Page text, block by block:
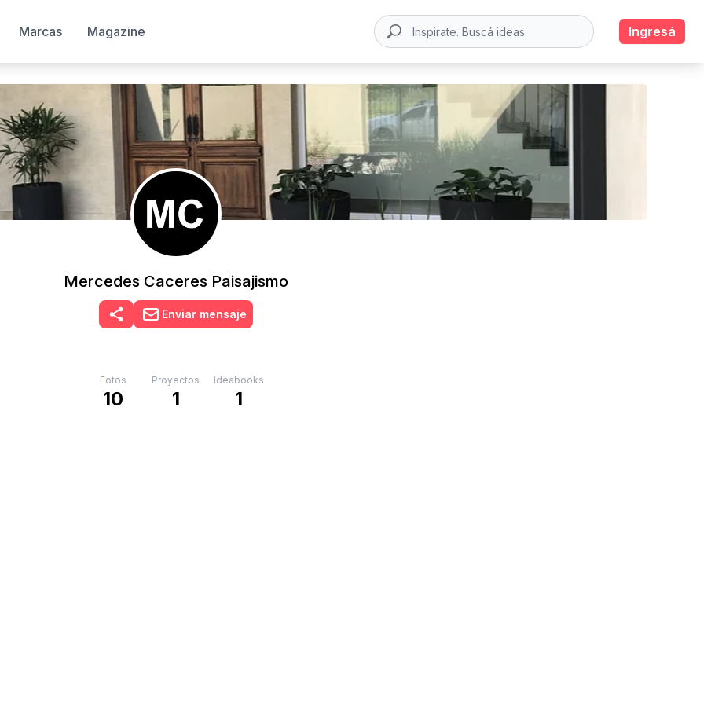
Marcas Magazine Ingresá
Mercedes Caceres Paisajismo
Enviar mensaje
Fotos
10
Proyectos
1
Ideabooks
1